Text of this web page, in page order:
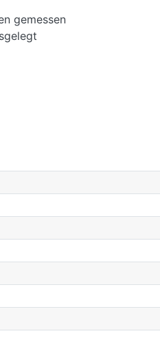
gemessen